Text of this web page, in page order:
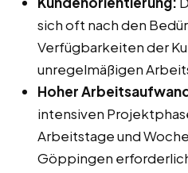
sich oft nach den
Verfügbarkeiten der
unregelmäßigen
Hoher
intensiven
Arbeitstage und
Göppingen